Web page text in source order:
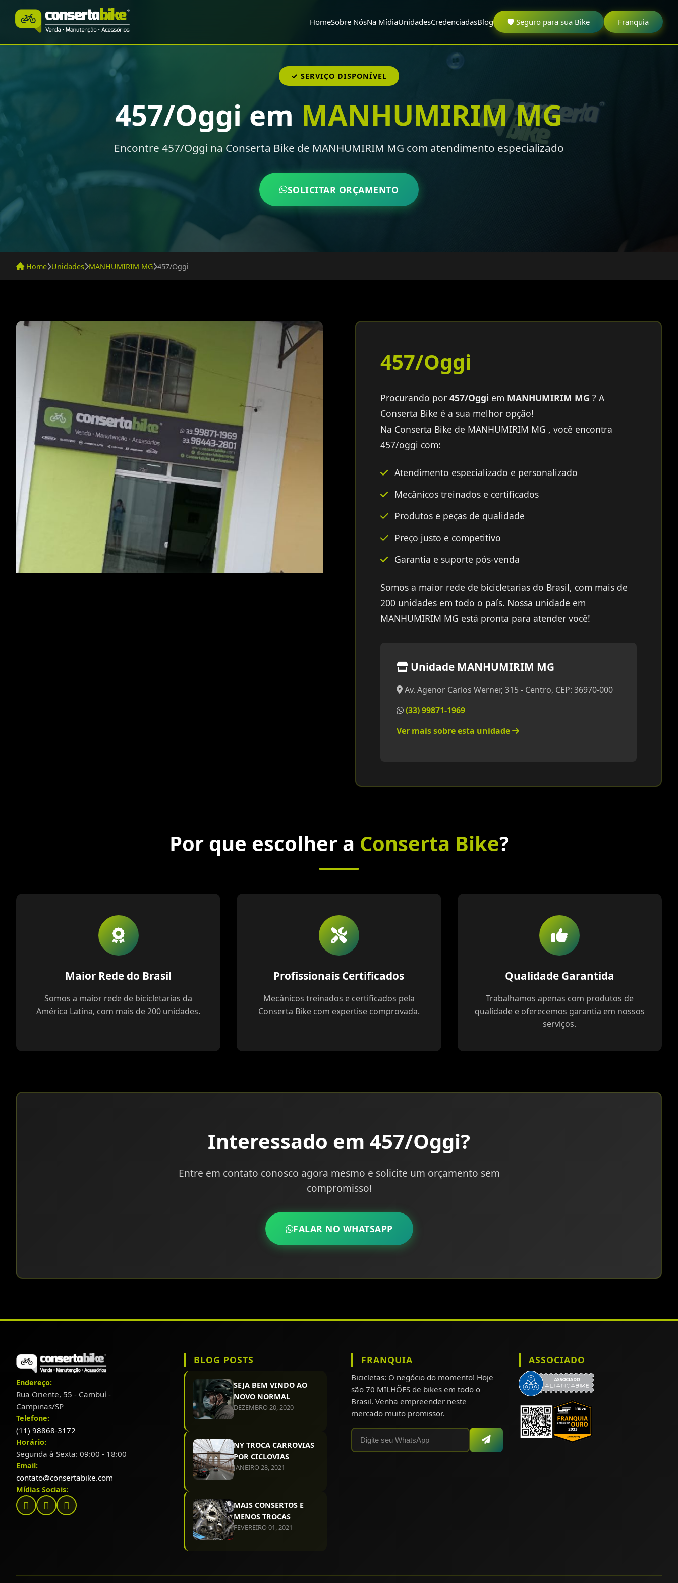
HomeSobre NósNa MídiaUnidadesCredenciadasBlog 🛡️ Seguro para sua Bike Franquia
✓ SERVIÇO DISPONÍVEL
457/Oggi em MANHUMIRIM MG
Encontre 457/Oggi na Conserta Bike de MANHUMIRIM MG com atendimento especializado
SOLICITAR ORÇAMENTO
Home Unidades MANHUMIRIM MG 457/Oggi
457/Oggi
Procurando por 457/Oggi em MANHUMIRIM MG ? A
Conserta Bike é a sua melhor opção!
Na Conserta Bike de MANHUMIRIM MG , você encontra
457/oggi com:
Atendimento especializado e personalizado
Mecânicos treinados e certificados
Produtos e peças de qualidade
Preço justo e competitivo
Garantia e suporte pós-venda
Somos a maior rede de bicicletarias do Brasil, com mais de
200 unidades em todo o país. Nossa unidade em
MANHUMIRIM MG está pronta para atender você!
Unidade MANHUMIRIM MG
Av. Agenor Carlos Werner, 315 - Centro, CEP: 36970-000
(33) 99871-1969
Ver mais sobre esta unidade
Por que escolher a Conserta Bike?
Maior Rede do Brasil
Somos a maior rede de bicicletarias da
América Latina, com mais de 200 unidades.
Profissionais Certificados
Mecânicos treinados e certificados pela
Conserta Bike com expertise comprovada.
Qualidade Garantida
Trabalhamos apenas com produtos de
qualidade e oferecemos garantia em nossos
serviços.
Interessado em 457/Oggi?
Entre em contato conosco agora mesmo e solicite um orçamento sem
compromisso!
FALAR NO WHATSAPP
Endereço:
Rua Oriente, 55 - Cambuí -
Campinas/SP
Telefone:
(11) 98868-3172
Horário:
Segunda à Sexta: 09:00 - 18:00
Email:
contato@consertabike.com
Mídias Sociais:
BLOG POSTS
SEJA BEM VINDO AO
NOVO NORMAL
DEZEMBRO 20, 2020
NY TROCA CARROVIAS
POR CICLOVIAS
JANEIRO 28, 2021
MAIS CONSERTOS E
MENOS TROCAS
FEVEREIRO 01, 2021
FRANQUIA
Bicicletas: O negócio do momento! Hoje
são 70 MILHÕES de bikes em todo o
Brasil. Venha empreender neste
mercado muito promissor.
ASSOCIADO